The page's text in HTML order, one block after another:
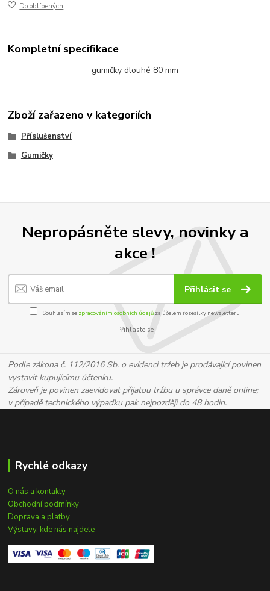
Do oblíbených
Kompletní specifikace
gumičky dlouhé 80 mm
Zboží zařazeno v kategoriích
Příslušenství
Gumičky
Nepropásněte slevy, novinky a
akce !
Přihlásit se
Souhlasím se zpracováním osobních údajůza účelem rozesílky newsletteru.
Přihlaste se
Podle zákona č. 112/2016 Sb. o evidenci tržeb je prodávající povinen
vystavit kupujícímu účtenku.
Zároveň je povinen zaevidovat přijatou tržbu u správce daně online;
v případě technického výpadku pak nejpozději do 48 hodin.
Rychlé odkazy
O nás a kontakty
Obchodní podmínky
Doprava a platby
Výstavy, kde nás najdete